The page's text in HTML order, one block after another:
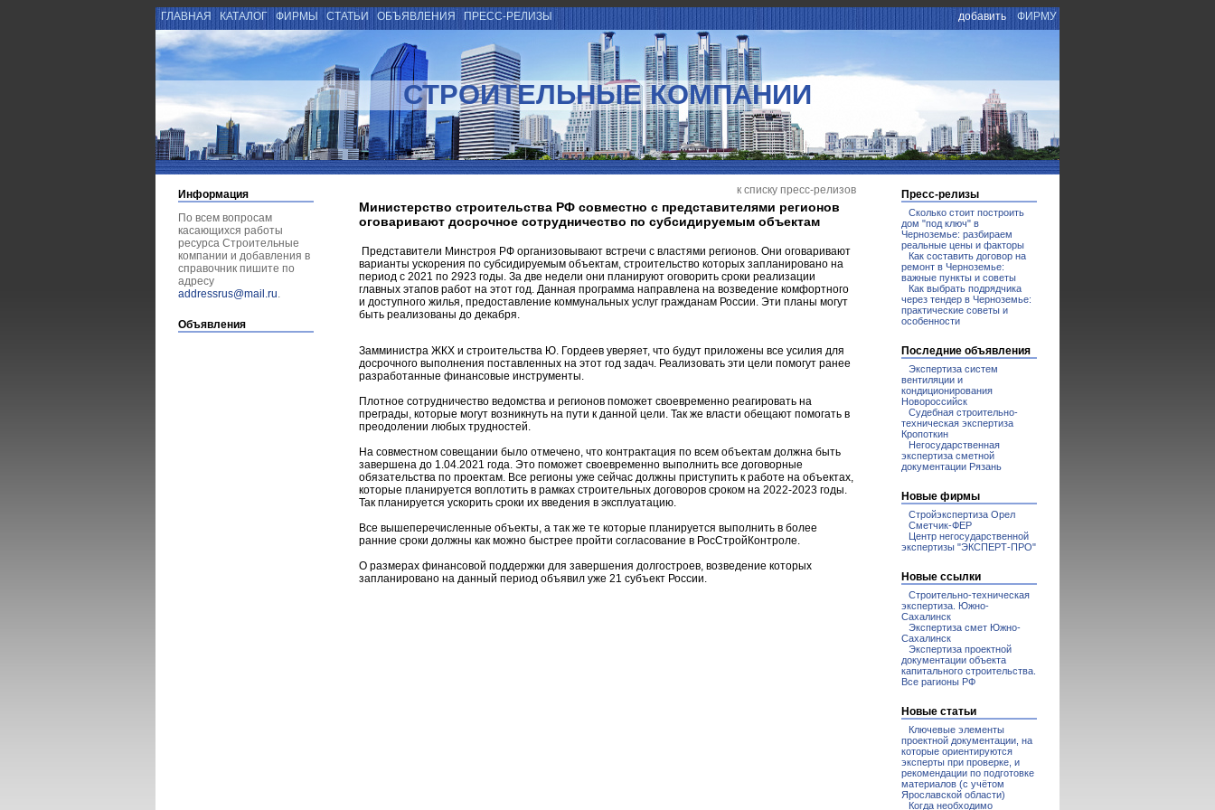
ГЛАВНАЯ КАТАЛОГ ФИРМЫ СТАТЬИ ОБЪЯВЛЕНИЯ ПРЕСС-РЕЛИЗЫ добавить ФИРМУ
СТРОИТЕЛЬНЫЕ КОМПАНИИ
Информация
По всем вопросам
касающихся работы
ресурса Строительные
компании и добавления в
справочник пишите по
адресу
addressrus@mail.ru.
Объявления
к списку пресс-релизов
Министерство строительства РФ совместно с представителями регионов
оговаривают досрочное сотрудничество по субсидируемым объектам
Представители Минстроя РФ организовывают встречи с властями регионов. Они оговаривают
варианты ускорения по субсидируемым объектам, строительство которых запланировано на
период с 2021 по 2923 годы. За две недели они планируют оговорить сроки реализации
главных этапов работ на этот год. Данная программа направлена на возведение комфортного
и доступного жилья, предоставление коммунальных услуг гражданам России. Эти планы могут
быть реализованы до декабря.
Замминистра ЖКХ и строительства Ю. Гордеев уверяет, что будут приложены все усилия для
досрочного выполнения поставленных на этот год задач. Реализовать эти цели помогут ранее
разработанные финансовые инструменты.
Плотное сотрудничество ведомства и регионов поможет своевременно реагировать на
преграды, которые могут возникнуть на пути к данной цели. Так же власти обещают помогать в
преодолении любых трудностей.
На совместном совещании было отмечено, что контрактация по всем объектам должна быть
завершена до 1.04.2021 года. Это поможет своевременно выполнить все договорные
обязательства по проектам. Все регионы уже сейчас должны приступить к работе на объектах,
которые планируется воплотить в рамках строительных договоров сроком на 2022-2023 годы.
Так планируется ускорить сроки их введения в эксплуатацию.
Все вышеперечисленные объекты, а так же те которые планируется выполнить в более
ранние сроки должны как можно быстрее пройти согласование в РосСтройКонтроле.
О размерах финансовой поддержки для завершения долгостроев, возведение которых
запланировано на данный период объявил уже 21 субъект России.
Пресс-релизы
Сколько стоит построить
дом "под ключ" в
Черноземье: разбираем
реальные цены и факторы
Как составить договор на
ремонт в Черноземье:
важные пункты и советы
Как выбрать подрядчика
через тендер в Черноземье:
практические советы и
особенности
Последние объявления
Экспертиза систем
вентиляции и
кондиционирования
Новороссийск
Судебная строительно-
техническая экспертиза
Кропоткин
Негосударственная
экспертиза сметной
документации Рязань
Новые фирмы
Стройэкспертиза Орел
Сметчик-ФЕР
Центр негосударственной
экспертизы "ЭКСПЕРТ-ПРО"
Новые ссылки
Строительно-техническая
экспертиза. Южно-
Сахалинск
Экспертиза смет Южно-
Сахалинск
Экспертиза проектной
документации объекта
капитального строительства.
Все рагионы РФ
Новые статьи
Ключевые элементы
проектной документации, на
которые ориентируются
эксперты при проверке, и
рекомендации по подготовке
материалов (с учётом
Ярославской области)
Когда необходимо